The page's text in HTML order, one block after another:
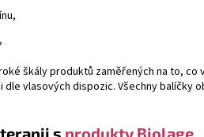
škály produktů zaměřených na to,
vlasových dispozic. Všechny balíčky
s produkty Biolage